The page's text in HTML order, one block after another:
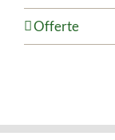
Offerte